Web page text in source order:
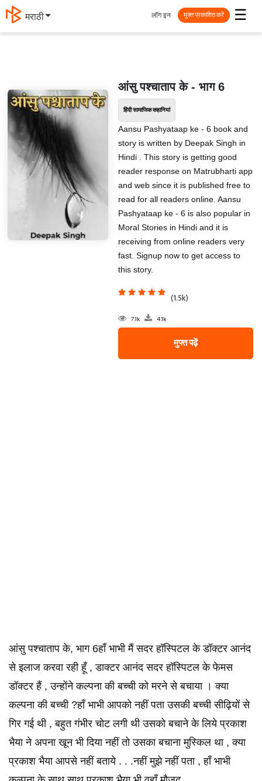
मराठी ☰
लॉग इन मुक्त प्रकाशित करें
आंसु पश्चाताप के - भाग 6
हिंदी सामाजिक कहानियां
Aansu Pashyataap ke - 6 book and
story is written by Deepak Singh in
Hindi . This story is getting good
reader response on Matrubharti app
and web since it is published free to
read for all readers online. Aansu
Pashyataap ke - 6 is also popular in
Moral Stories in Hindi and it is
receiving from online readers very
fast. Signup now to get access to
this story.
(1.5k)
7.1k 4.1k
मुफ्त पढ़ें
आंसु पश्चाताप के, भाग 6हाँ भाभी मैं सदर हॉस्पिटल के डॉक्टर आनंद
से इलाज करवा रही हूँ , डाक्टर आनंद सदर हॉस्पिटल के फेमस
डॉक्टर हैं , उन्होंने कल्पना की बच्ची को मरने से बचाया । क्या
कल्पना की बच्ची ?हाँ भाभी आपको नहीं पता उसकी बच्ची सीढ़ियों से
गिर गई थी , बहुत गंभीर चोट लगी थी उसको बचाने के लिये प्रकाश
भैया ने अपना खून भी दिया नहीं तो उसका बचाना मुस्किल था , क्या
प्रकाश भैया आपसे नहीं बताये . . .नहीं मुझे नहीं पता , हाँ भाभी